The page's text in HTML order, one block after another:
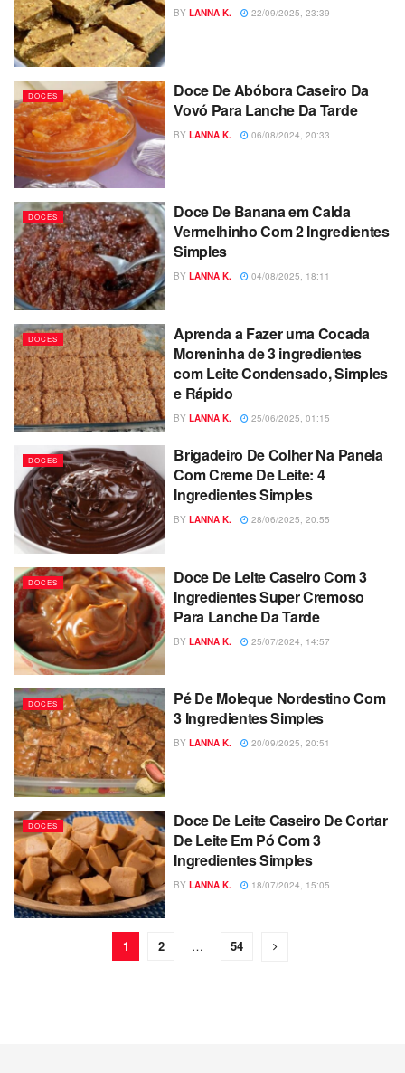
BY LANNA K. 22/09/2025, 23:39
DOCES
Doce De Abóbora Caseiro Da
Vovó Para Lanche Da Tarde
BY LANNA K. 06/08/2024, 20:33
DOCES
Doce De Banana em Calda
Vermelhinho Com 2 Ingredientes
Simples
BY LANNA K. 04/08/2025, 18:11
DOCES
Aprenda a Fazer uma Cocada
Moreninha de 3 ingredientes
com Leite Condensado, Simples
e Rápido
BY LANNA K. 25/06/2025, 01:15
DOCES
Brigadeiro De Colher Na Panela
Com Creme De Leite: 4
Ingredientes Simples
BY LANNA K. 28/06/2025, 20:55
DOCES
Doce De Leite Caseiro Com 3
Ingredientes Super Cremoso
Para Lanche Da Tarde
BY LANNA K. 25/07/2024, 14:57
DOCES
Pé De Moleque Nordestino Com
3 Ingredientes Simples
BY LANNA K. 20/09/2025, 20:51
DOCES
Doce De Leite Caseiro De Cortar
De Leite Em Pó Com 3
Ingredientes Simples
BY LANNA K. 18/07/2024, 15:05
1 2 … 54